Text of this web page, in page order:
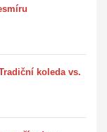
koleda vs.